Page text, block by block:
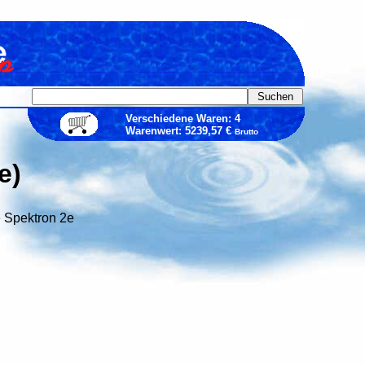
Verschiedene Waren: 4
Warenwert: 5239,57 €Brutto
Spektron 2e